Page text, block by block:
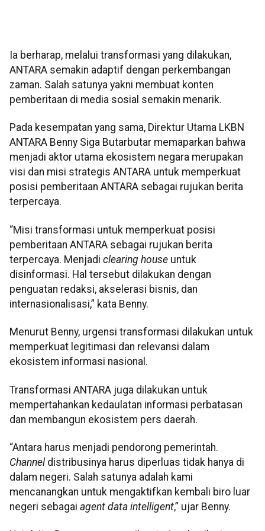
Ia berharap, melalui transformasi yang dilakukan,
ANTARA semakin adaptif dengan perkembangan
zaman. Salah satunya yakni membuat konten
pemberitaan di media sosial semakin menarik.
Pada kesempatan yang sama, Direktur Utama LKBN
ANTARA Benny Siga Butarbutar memaparkan bahwa
menjadi aktor utama ekosistem negara merupakan
visi dan misi strategis ANTARA untuk memperkuat
posisi pemberitaan ANTARA sebagai rujukan berita
terpercaya.
“Misi transformasi untuk memperkuat posisi
pemberitaan ANTARA sebagai rujukan berita
terpercaya. Menjadi clearing house untuk
disinformasi. Hal tersebut dilakukan dengan
penguatan redaksi, akselerasi bisnis, dan
internasionalisasi,” kata Benny.
Menurut Benny, urgensi transformasi dilakukan untuk
memperkuat legitimasi dan relevansi dalam
ekosistem informasi nasional.
Transformasi ANTARA juga dilakukan untuk
mempertahankan kedaulatan informasi perbatasan
dan membangun ekosistem pers daerah.
“Antara harus menjadi pendorong pemerintah.
Channel distribusinya harus diperluas tidak hanya di
dalam negeri. Salah satunya adalah kami
mencanangkan untuk mengaktifkan kembali biro luar
negeri sebagai agent data intelligent,” ujar Benny.